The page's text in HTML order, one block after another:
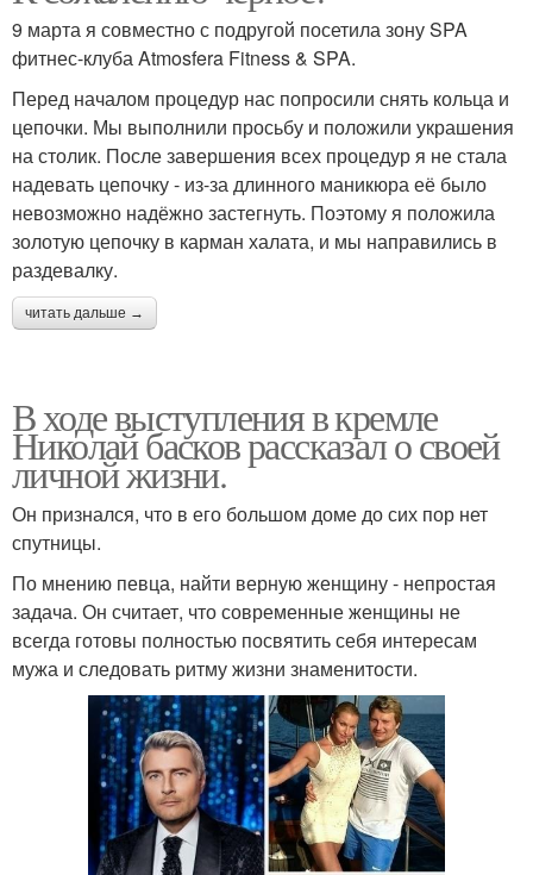
9 марта я совместно с подругой посетила зону SPA
фитнес-клуба Atmosfera Fitness & SPA.
Перед началом процедур нас попросили снять кольца и
цепочки. Мы выполнили просьбу и положили украшения
на столик. После завершения всех процедур я не стала
надевать цепочку - из-за длинного маникюра её было
невозможно надёжно застегнуть. Поэтому я положила
золотую цепочку в карман халата, и мы направились в
раздевалку.
читать дальше →
В ходе выступления в кремле
Николай басков рассказал о своей
личной жизни.
Он признался, что в его большом доме до сих пор нет
спутницы.
По мнению певца, найти верную женщину - непростая
задача. Он считает, что современные женщины не
всегда готовы полностью посвятить себя интересам
мужа и следовать ритму жизни знаменитости.